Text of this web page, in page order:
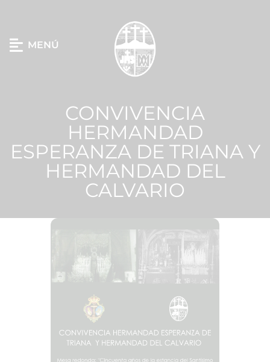
MENÚ
CONVIVENCIA
HERMANDAD
ESPERANZA DE TRIANA Y
HERMANDAD DEL
CALVARIO